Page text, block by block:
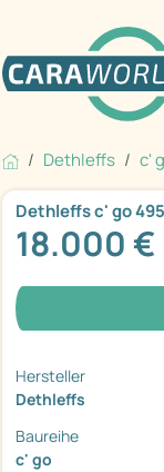
Dethleffs c'
Dethleffs c' go
18.000 €
Hersteller
Dethleffs
Baureihe
c' go